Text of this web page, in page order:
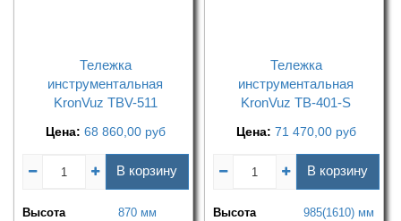
Тележка
инструментальная
KronVuz TBV-511
Цена: 68 860,00 руб
В корзину
Высота
870 мм
Тележка
инструментальная
KronVuz TB-401-S
Цена: 71 470,00 руб
В корзину
Высота
985(1610) мм